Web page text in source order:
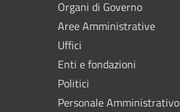
Organi di Governo
Aree Amministrative
Uffici
Enti e fondazioni
Politici
Personale Amministrativo